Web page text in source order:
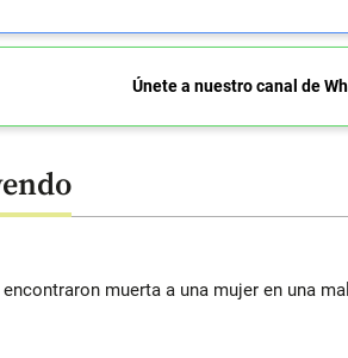
Únete a nuestro canal de
encontraron muerta a una mujer en una